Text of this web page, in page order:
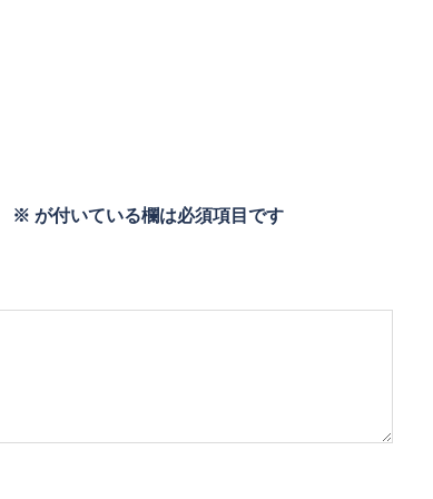
※ が付いている欄は必須項目です